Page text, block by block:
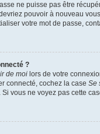
ne puisse pas être
pouvoir à nouveau
votre mot de passe,
?
de moi lors de votre
connecté, cochez la case Se
vous ne voyez pas cette